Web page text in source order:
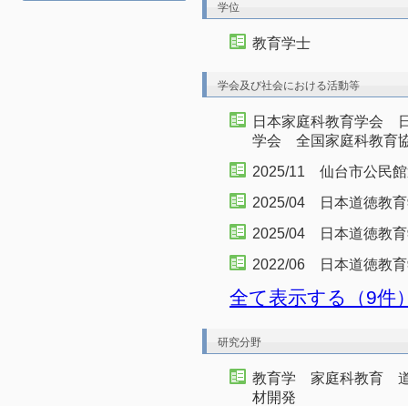
学位
教育学士
学会及び社会における活動等
日本家庭科教育学会
学会 全国家庭科教育
2025/11 仙台市公民館
2025/04 日本道徳教育
2025/04 日本道徳教
2022/06 日本道徳教育
全て表示する（9件
研究分野
教育学 家庭科教育
材開発